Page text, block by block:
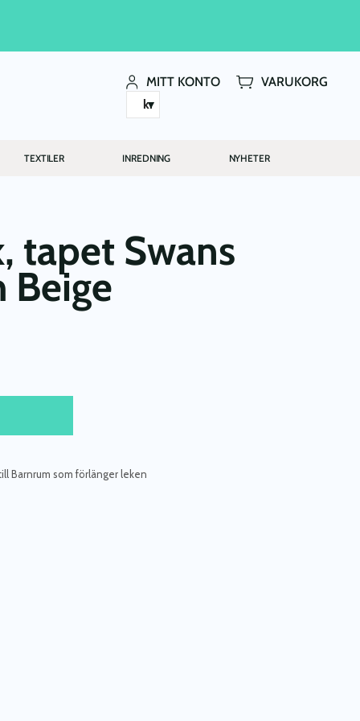
MITT KONTO
VARUKORG
kr
TEXTILER INREDNING NYHETER
tapet Swans
Beige
Barnrum som förlänger leken